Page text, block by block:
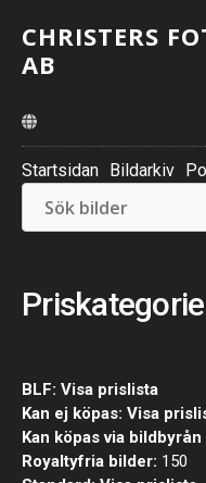
CHRISTERS
AB
Startsidan Bildarkiv
BLF: Visa prislista
Kan ej köpas: Visa
Kan köpas via
Royaltyfria bilder: 150